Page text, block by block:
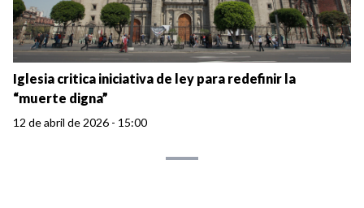
Iglesia critica iniciativa de ley para redefinir la
“muerte digna”
12 de abril de 2026 - 15:00